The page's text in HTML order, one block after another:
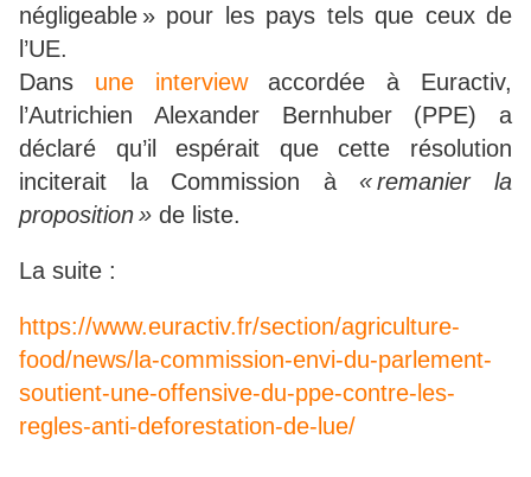
négligeable » pour les pays tels que ceux de
l’UE.
Dans une interviewaccordée à Euractiv,
l’Autrichien Alexander Bernhuber (PPE) a
déclaré qu’il espérait que cette résolution
inciterait la Commission à« remanier la
proposition » de liste.
La suite :
https://www.euractiv.fr/section/agriculture-
food/news/la-commission-envi-du-parlement-
soutient-une-offensive-du-ppe-contre-les-
regles-anti-deforestation-de-lue/